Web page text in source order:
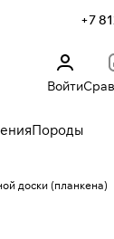
+7
Войти
Породы
доски (планкена)